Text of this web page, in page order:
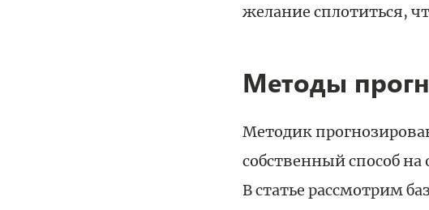
желание сплотиться,
Методы
Методик
собственный способ
В статье рассмотрим